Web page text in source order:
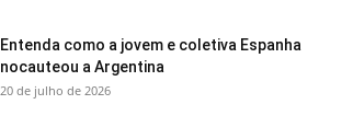
Entenda como a jovem e coletiva Espanha
nocauteou a Argentina
20 de julho de 2026